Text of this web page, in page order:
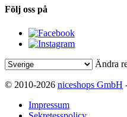
Följ oss på
Ändra
© 2010-2026 niceshops GmbH
Impressum